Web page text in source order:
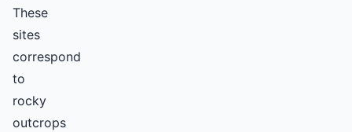
These
sites
correspond
to
rocky
outcrops